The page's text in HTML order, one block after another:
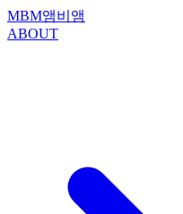
MBM앰비앰
ABOUT